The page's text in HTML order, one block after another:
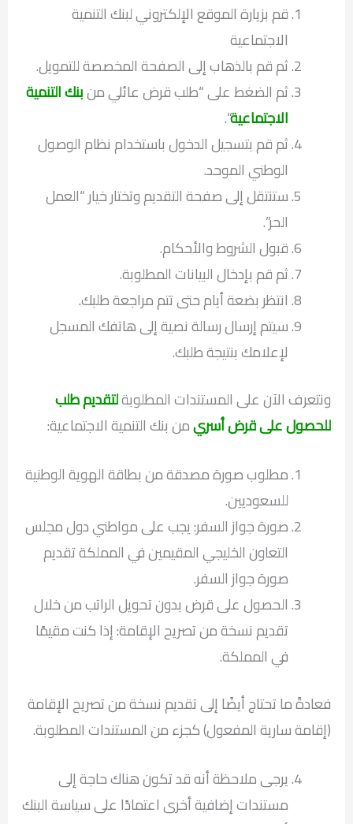
قم بزيارة الموقع الإلكتروني لبنك التنمية
الاجتماعية
ثم قم بالذهاب إلى الصفحة المخصصة للتمويل.
ثم الضغط على “طلب قرض عائلي منبنك التنمية
الاجتماعية“.
ثم قم بتسجيل الدخول باستخدام نظام الوصول
الوطني الموحد.
ستنتقل إلى صفحة التقديم وتختار خيار “العمل
الحر”.
قبول الشروط والأحكام.
ثم قم بإدخال البيانات المطلوبة.
انتظر بضعة أيام حتى تتم مراجعة طلبك.
سيتم إرسال رسالة نصية إلى هاتفك المسجل
لإعلامك بنتيجة طلبك.
ونتعرف الآن على المستندات المطلوبةلتقديم طلب
للحصول على قرض أسريمن بنك التنمية الاجتماعية:
مطلوب صورة مصدقة من بطاقة الهوية الوطنية
للسعوديين.
صورة جواز السفر: يجب على مواطني دول مجلس
التعاون الخليجي المقيمين في المملكة تقديم
صورة جواز السفر.
الحصول على قرض بدون تحويل الراتب من خلال
تقديم نسخة من تصريح الإقامة: إذا كنت مقيمًا
في المملكة.
فعادةً ما تحتاج أيضًا إلى تقديم نسخة من تصريح الإقامة
(إقامة سارية المفعول) كجزء من المستندات المطلوبة.
يرجى ملاحظة أنه قد تكون هناك حاجة إلى
مستندات إضافية أخرى اعتمادًا على سياسة البنك